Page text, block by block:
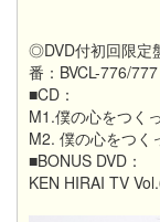
◎DVD付初回限定
番：BVCL-776/777
■CD：
M1.僕の心をつく
M2. 僕の心をつく
■BONUS DVD：
KEN HIRAI TV